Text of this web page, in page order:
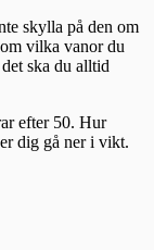
skylla på den om
vilka vanor du
ska du alltid
efter 50. Hur
dig gå ner i vikt.